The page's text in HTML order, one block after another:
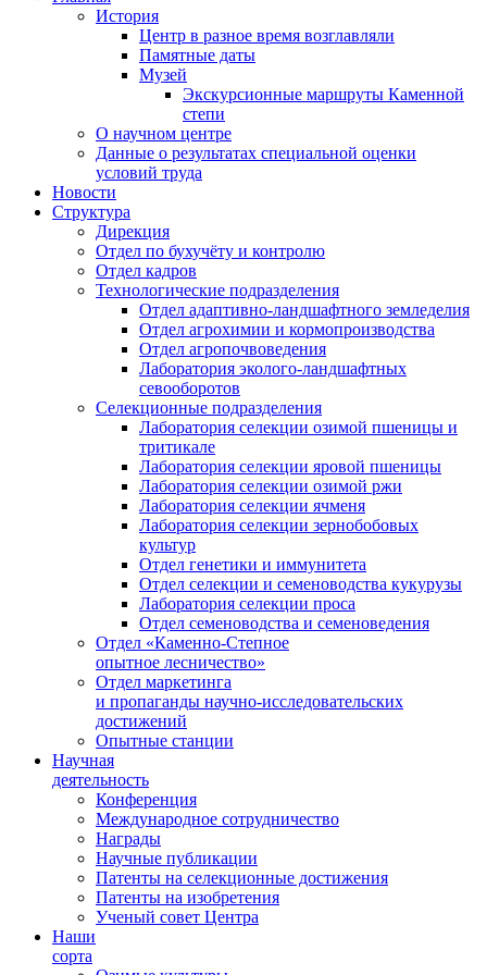
История
Центр в разное время возглавляли
Памятные даты
Музей
Экскурсионные маршруты Каменной
степи
О научном центре
Данные о результатах специальной оценки
условий труда
Новости
Структура
Дирекция
Отдел по бухучёту и контролю
Отдел кадров
Технологические подразделения
Отдел адаптивно-ландшафтного земледелия
Отдел агрохимии и кормопроизводства
Отдел агропочвоведения
Лаборатория эколого-ландшафтных
севооборотов
Селекционные подразделения
Лаборатория селекции озимой пшеницы и
тритикале
Лаборатория селекции яровой пшеницы
Лаборатория селекции озимой ржи
Лаборатория селекции ячменя
Лаборатория селекции зернобобовых
культур
Отдел генетики и иммунитета
Отдел селекции и семеноводства кукурузы
Лаборатория селекции проса
Отдел семеноводства и семеноведения
Отдел «Каменно-Степное
опытное лесничество»
Отдел маркетинга
и пропаганды научно-исследовательских
достижений
Опытные станции
Научная
деятельность
Конференция
Международное сотрудничество
Награды
Научные публикации
Патенты на селекционные достижения
Патенты на изобретения
Ученый совет Центра
Наши
сорта